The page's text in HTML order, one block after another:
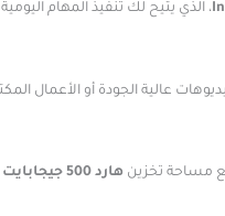
، الذي يتيح لك تنفيذ المهام
عالية الجودة أو الأعمال
مساحة تخزين هارد 500 جيجابايت